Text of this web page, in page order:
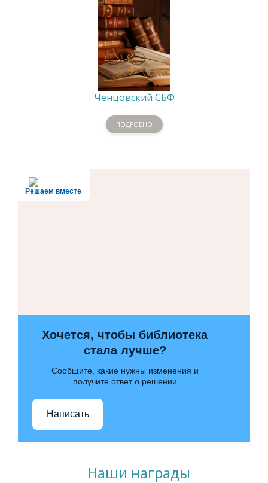
Ченцовский СБФ
ПОДРОБНО
Решаем вместе
Хочется, чтобы библиотека
стала лучше?
Сообщите, какие нужны изменения и
получите ответ о решении
Написать
Наши награды